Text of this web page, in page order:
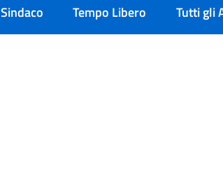
Sindaco Tempo Libero Tutti gli